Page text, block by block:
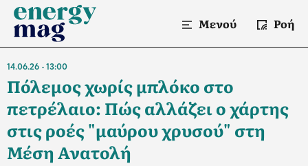
Μενού Ροή
14.06.26 13:00
Πόλεμος χωρίς μπλόκο στο
πετρέλαιο: Πώς αλλάζει ο χάρτης
στις ροές "μαύρου χρυσού" στη
Μέση Ανατολή